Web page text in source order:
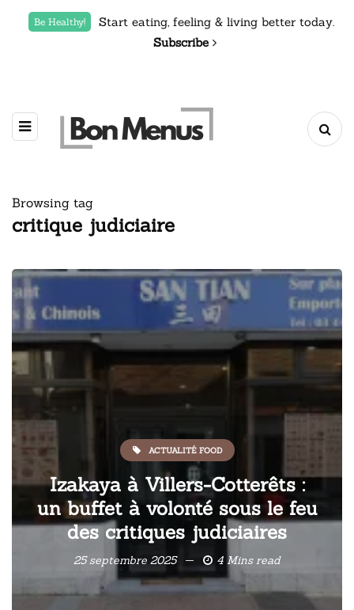
Be Healthy!
Start eating, feeling & living better today.
Subscribe
Browsing tag
critique judiciaire
ACTUALITÉ FOOD
Izakaya à Villers-Cotterêts :
un buffet à volonté sous le feu
des critiques judiciaires
25 septembre 2025 4 Mins read